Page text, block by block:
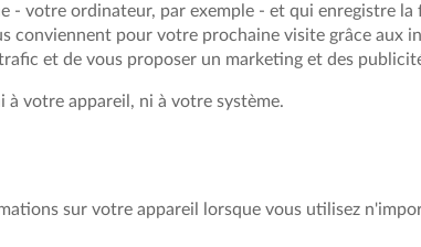
- votre ordinateur, par exemple - et qui enregistre
conviennent pour votre prochaine visite grâce aux
et de vous proposer un marketing et des
votre appareil, ni à votre système.
sur votre appareil lorsque vous utilisez